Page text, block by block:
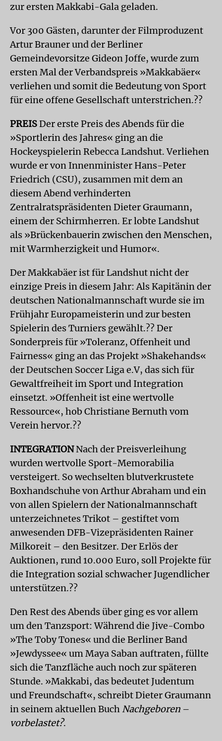
zur ersten Makkabi-Gala geladen.
Vor 300 Gästen, darunter der Filmproduzent
Artur Brauner und der Berliner
Gemeindevorsitze Gideon Joffe, wurde zum
ersten Mal der Verbandspreis »Makkabäer«
verliehen und somit die Bedeutung von Sport
für eine offene Gesellschaft unterstrichen.??
PREISDer erste Preis des Abends für die
»Sportlerin des Jahres« ging an die
Hockeyspielerin Rebecca Landshut. Verliehen
wurde er von Innenminister Hans-Peter
Friedrich (CSU), zusammen mit dem an
diesem Abend verhinderten
Zentralratspräsidenten Dieter Graumann,
einem der Schirmherren. Er lobte Landshut
als »Brückenbauerin zwischen den Menschen,
mit Warmherzigkeit und Humor«.
Der Makkabäer ist für Landshut nicht der
einzige Preis in diesem Jahr: Als Kapitänin der
deutschen Nationalmannschaft wurde sie im
Frühjahr Europameisterin und zur besten
Spielerin des Turniers gewählt.?? Der
Sonderpreis für »Toleranz, Offenheit und
Fairness« ging an das Projekt »Shakehands«
der Deutschen Soccer Liga e.V, das sich für
Gewaltfreiheit im Sport und Integration
einsetzt. »Offenheit ist eine wertvolle
Ressource«, hob Christiane Bernuth vom
Verein hervor.??
INTEGRATIONNach der Preisverleihung
wurden wertvolle Sport-Memorabilia
versteigert. So wechselten blutverkrustete
Boxhandschuhe von Arthur Abraham und ein
von allen Spielern der Nationalmannschaft
unterzeichnetes Trikot – gestiftet vom
anwesenden DFB-Vizepräsidenten Rainer
Milkoreit – den Besitzer. Der Erlös der
Auktionen, rund 10.000 Euro, soll Projekte für
die Integration sozial schwacher Jugendlicher
unterstützen.??
Den Rest des Abends über ging es vor allem
um den Tanzsport: Während die Jive-Combo
»The Toby Tones« und die Berliner Band
»Jewdyssee« um Maya Saban auftraten, füllte
sich die Tanzfläche auch noch zur späteren
Stunde. »Makkabi, das bedeutet Judentum
und Freundschaft«, schreibt Dieter Graumann
in seinem aktuellen Buch Nachgeboren –
vorbelastet?.